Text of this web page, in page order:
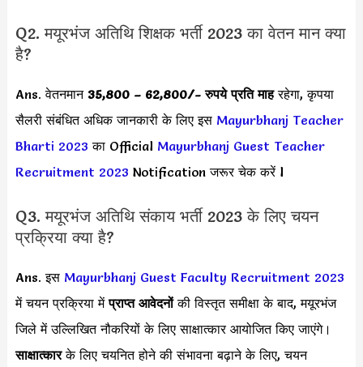
Q2. मयूरभंज अतिथि शिक्षक भर्ती 2023 का वेतन मान क्या
है?
Ans. वेतनमान 35,800 – 62,800/- रुपये प्रति माहरहेगा, कृपया
सैलरी संबंधित अधिक जानकारी के लिए इस Mayurbhanj Teacher
Bharti 2023 का Official Mayurbhanj Guest Teacher
Recruitment 2023 Notification जरूर चेक करें l
Q3. मयूरभंज अतिथि संकाय भर्ती 2023 के लिए चयन
प्रक्रिया क्या है?
Ans. इस Mayurbhanj Guest Faculty Recruitment 2023
में चयन प्रक्रिया मेंप्राप्त आवेदनोंकी विस्तृत समीक्षा के बाद, मयूरभंज
जिले में उल्लिखित नौकरियों के लिए साक्षात्कार आयोजित किए जाएंगे।
साक्षात्कारके लिए चयनित होने की संभावना बढ़ाने के लिए, चयन